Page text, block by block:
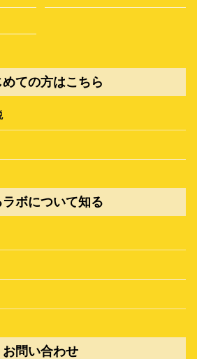
めての方はこちら
ボについて知る
お問い合わせ